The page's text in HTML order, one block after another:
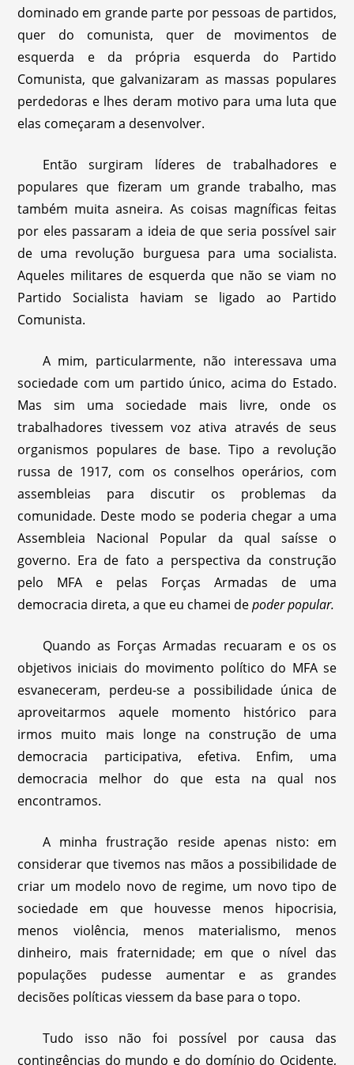
dominado em grande parte por pessoas de partidos,
quer do comunista, quer de movimentos de
esquerda e da própria esquerda do Partido
Comunista, que galvanizaram as massas populares
perdedoras e lhes deram motivo para uma luta que
elas começaram a desenvolver.
Então surgiram líderes de trabalhadores e
populares que fizeram um grande trabalho, mas
também muita asneira. As coisas magníficas feitas
por eles passaram a ideia de que seria possível sair
de uma revolução burguesa para uma socialista.
Aqueles militares de esquerda que não se viam no
Partido Socialista haviam se ligado ao Partido
Comunista.
A mim, particularmente, não interessava uma
sociedade com um partido único, acima do Estado.
Mas sim uma sociedade mais livre, onde os
trabalhadores tivessem voz ativa através de seus
organismos populares de base. Tipo a revolução
russa de 1917, com os conselhos operários, com
assembleias para discutir os problemas da
comunidade. Deste modo se poderia chegar a uma
Assembleia Nacional Popular da qual saísse o
governo. Era de fato a perspectiva da construção
pelo MFA e pelas Forças Armadas de uma
democracia direta, a que eu chamei depoder popular.
Quando as Forças Armadas recuaram e os os
objetivos iniciais do movimento político do MFA se
esvaneceram, perdeu-se a possibilidade única de
aproveitarmos aquele momento histórico para
irmos muito mais longe na construção de uma
democracia participativa, efetiva. Enfim, uma
democracia melhor do que esta na qual nos
encontramos.
A minha frustração reside apenas nisto: em
considerar que tivemos nas mãos a possibilidade de
criar um modelo novo de regime, um novo tipo de
sociedade em que houvesse menos hipocrisia,
menos violência, menos materialismo, menos
dinheiro, mais fraternidade; em que o nível das
populações pudesse aumentar e as grandes
decisões políticas viessem da base para o topo.
Tudo isso não foi possível por causa das
contingências do mundo e do domínio do Ocidente,